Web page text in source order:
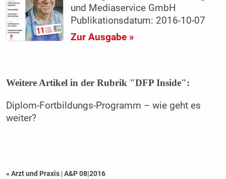
und Mediaservice GmbH
Publikationsdatum: 2016-10-07
Zur Ausgabe »
Weitere Artikel in der Rubrik "DFP Inside":
Diplom-Fortbildungs-Programm – wie geht es
weiter?
« Arzt und Praxis |A&P 08|2016